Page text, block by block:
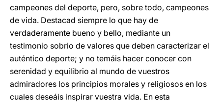
campeones del deporte, pero, sobre todo, campeones
de vida. Destacad siempre lo que hay de
verdaderamente bueno y bello, mediante un
testimonio sobrio de valores que deben caracterizar el
auténtico deporte; y no temáis hacer conocer con
serenidad y equilibrio al mundo de vuestros
admiradores los principios morales y religiosos en los
cuales deseáis inspirar vuestra vida. En esta